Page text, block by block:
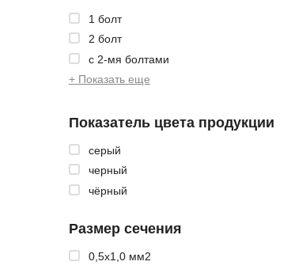
1 болт
2 болт
с 2-мя болтами
+ Показать еще
Показатель цвета продукции
серый
черный
чёрный
Размер сечения
0,5x1,0 мм2